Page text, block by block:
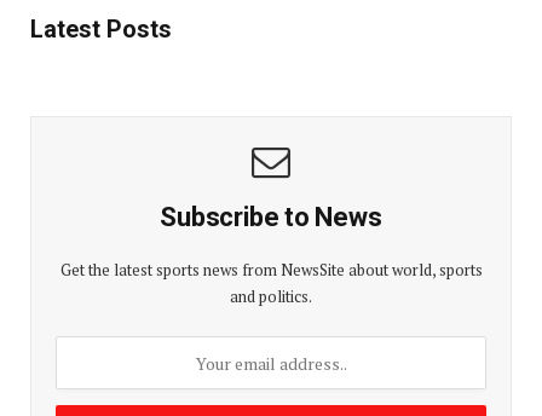
Latest Posts
Subscribe to News
Get the latest sports news from NewsSite about world, sports
and politics.